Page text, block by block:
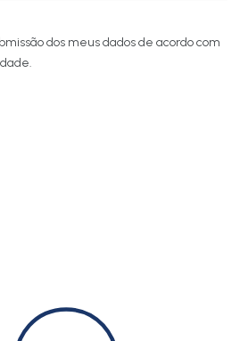
dos meus dados de acordo com